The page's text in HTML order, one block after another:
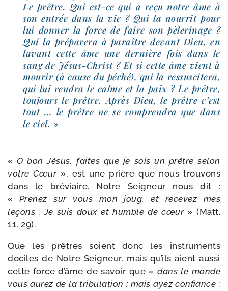
Le prêtre. Qui est-​ce qui a reçu notre âme à
son entrée dans la vie ? Qui la nour­rit pour
lui don­ner la force de faire son pèle­ri­nage ?
Qui la pré­pa­re­ra à paraître devant Dieu, en
lavant cette âme une der­nière fois dans le
sang de Jésus-​Christ ? Et si cette âme vient à
mou­rir (à cause du péché), qui la res­sus­ci­te­ra,
qui lui ren­dra le calme et la paix ? Le prêtre,
tou­jours le prêtre. Après Dieu, le prêtre c’est
tout … le prêtre ne se com­pren­dra que dans
le ciel. »
« O bon Jésus, faites que je sois un prêtre selon
votre Cœur », est une prière que nous trou­vons
dans le bré­viaire. Notre Seigneur nous dit :
« Prenez sur vous mon joug, et rece­vez mes
leçons : Je suis doux et humble de cœur » (Matt.
11, 29).
Que les prêtres soient donc les ins­tru­ments
dociles de Notre Seigneur, mais qu’ils aient aus­si
cette force d’âme de savoir que « dans le monde
vous aurez de la tri­bu­la­tion ; mais ayez confiance :